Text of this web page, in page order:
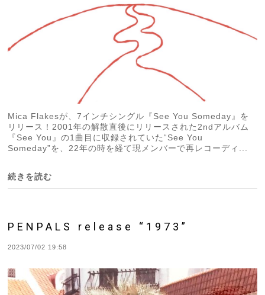
Mica Flakesが、7インチシングル『See You Someday』を
リリース！2001年の解散直後にリリースされた2ndアルバム
『See You』の1曲目に収録されていた“See You
Someday”を、22年の時を経て現メンバーで再レコーディ...
続きを読む
PENPALS release “1973”
2023/07/02 19:58